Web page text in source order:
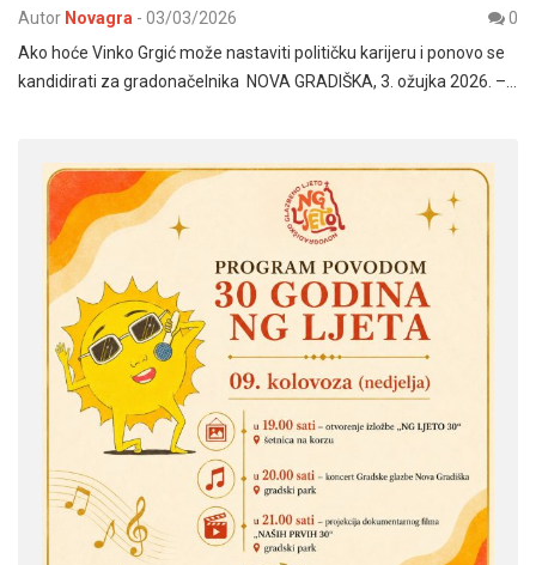
Autor Novagra - 03/03/2026
0
Ako hoće Vinko Grgić može nastaviti političku karijeru i ponovo se
kandidirati za gradonačelnika NOVA GRADIŠKA, 3. ožujka 2026. –…